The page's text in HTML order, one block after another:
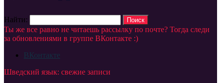
Найти:
Ты же все равно не читаешь рассылку по почте? Тогда следи
за обновлениями в группе ВКонтакте :)
ВКонтакте
Шведский язык: свежие записи